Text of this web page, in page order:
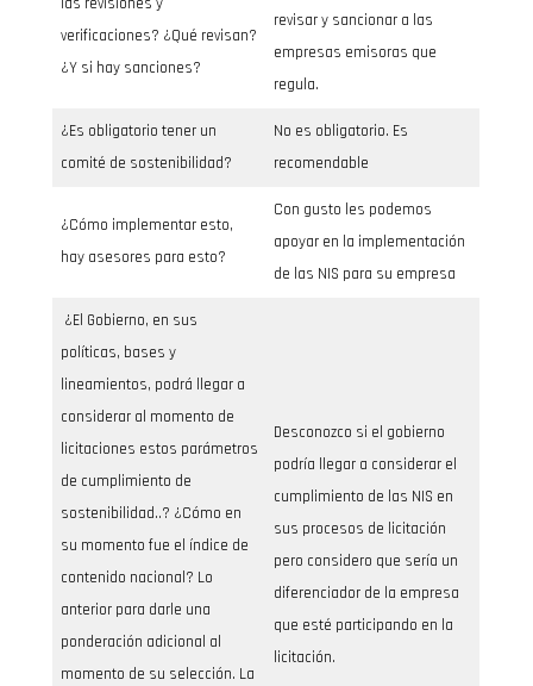
verificaciones? ¿Qué revisan?
¿Y si hay sanciones?
revisar y sancionar a las
empresas emisoras que
regula.
¿Es obligatorio tener un
comité de sostenibilidad?
No es obligatorio. Es
recomendable
¿Cómo implementar esto,
hay asesores para esto?
Con gusto les podemos
apoyar en la implementación
de las NIS para su empresa
¿El Gobierno, en sus
políticas, bases y
lineamientos, podrá llegar a
considerar al momento de
licitaciones estos parámetros
de cumplimiento de
sostenibilidad..? ¿Cómo en
su momento fue el índice de
contenido nacional? Lo
anterior para darle una
ponderación adicional al
momento de su selección. La
Desconozco si el gobierno
podría llegar a considerar el
cumplimiento de las NIS en
sus procesos de licitación
pero considero que sería un
diferenciador de la empresa
que esté participando en la
licitación.